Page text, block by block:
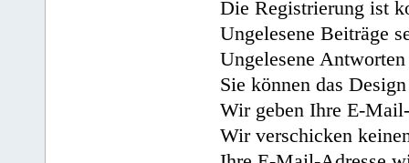
Die Registrierung ist
Ungelesene Beiträge
Ungelesene
Sie können das
Wir geben Ihre E-
Wir verschicken